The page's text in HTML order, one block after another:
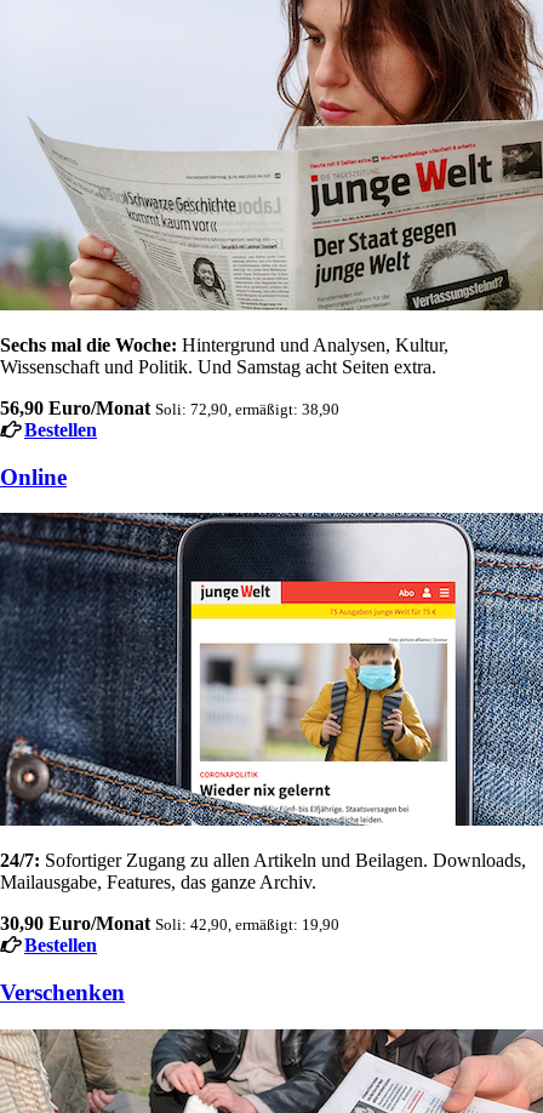
Sechs mal die Woche: Hintergrund und Analysen, Kultur,
Wissenschaft und Politik. Und Samstag acht Seiten extra.
56,90 Euro/Monat Soli: 72,90, ermäßigt: 38,90
Bestellen
Online
24/7: Sofortiger Zugang zu allen Artikeln und Beilagen. Downloads,
Mailausgabe, Features, das ganze Archiv.
30,90 Euro/Monat Soli: 42,90, ermäßigt: 19,90
Bestellen
Verschenken